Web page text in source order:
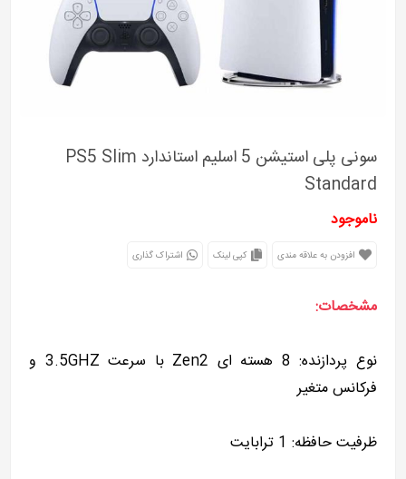
سونی پلی استیشن 5 اسلیم استاندارد PS5 Slim
Standard
ناموجود
افزودن به علاقه مندی کپی لینک اشتراک گذاری
مشخصات:
نوع پردازنده: 8 هسته ای Zen2 با سرعت 3.5GHZ و
فرکانس متغیر
ظرفیت حافظه: 1 ترابایت